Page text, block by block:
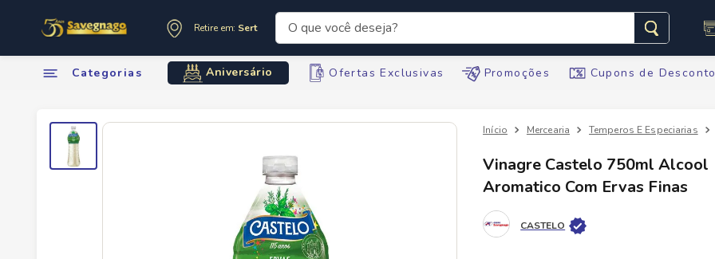
Retire em: Sertãozinho
O que você deseja?
Categorias Aniversário Ofertas Exclusivas Promoções Cupons de Desconto
Mercearia Temperos E Especiarias
Vinagre Castelo 750ml Alcool
Aromatico Com Ervas Finas
CASTELO
Termos mais buscados
leite
3º
cerveja
5
6º
7º
oleo
8º
aniversario